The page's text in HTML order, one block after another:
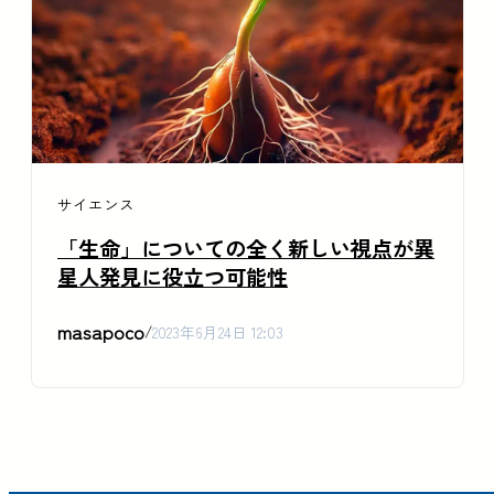
サイエンス
「生命」についての全く新しい視点が異
星人発見に役立つ可能性
masapoco/2023年6月24日 12:03